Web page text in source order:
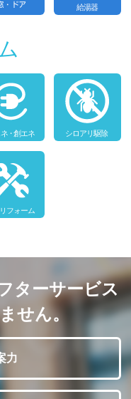
ターサービス
せん。
力